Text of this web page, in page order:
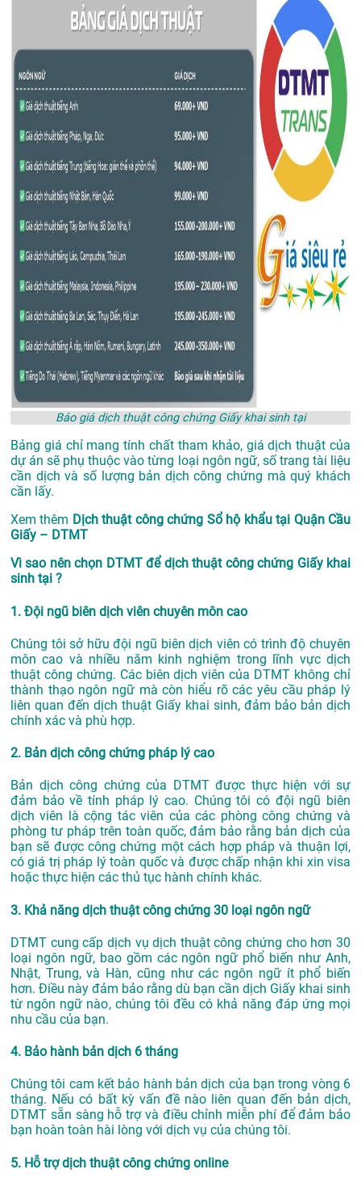
Báo giá dịch thuật công chứng Giấy khai sinh tại
Bảng giá chỉ mang tính chất tham khảo, giá dịch thuật của
dự án sẽ phụ thuộc vào từng loại ngôn ngữ, số trang tài liệu
cần dịch và số lượng bản dịch công chứng mà quý khách
cần lấy.
Xem thêm Dịch thuật công chứng Sổ hộ khẩu tại Quận Cầu
Giấy – DTMT
Vì sao nên chọn DTMT để dịch thuật công chứng Giấy khai
sinh tại ?
1. Đội ngũ biên dịch viên chuyên môn cao
Chúng tôi sở hữu đội ngũ biên dịch viên có trình độ chuyên
môn cao và nhiều năm kinh nghiệm trong lĩnh vực dịch
thuật công chứng. Các biên dịch viên của DTMT không chỉ
thành thạo ngôn ngữ mà còn hiểu rõ các yêu cầu pháp lý
liên quan đến dịch thuật Giấy khai sinh, đảm bảo bản dịch
chính xác và phù hợp.
2. Bản dịch công chứng pháp lý cao
Bản dịch công chứng của DTMT được thực hiện với sự
đảm bảo về tính pháp lý cao. Chúng tôi có đội ngũ biên
dịch viên là cộng tác viên của các phòng công chứng và
phòng tư pháp trên toàn quốc, đảm bảo rằng bản dịch của
bạn sẽ được công chứng một cách hợp pháp và thuận lợi,
có giá trị pháp lý toàn quốc và được chấp nhận khi xin visa
hoặc thực hiện các thủ tục hành chính khác.
3. Khả năng dịch thuật công chứng 30 loại ngôn ngữ
DTMT cung cấp dịch vụ dịch thuật công chứng cho hơn 30
loại ngôn ngữ, bao gồm các ngôn ngữ phổ biến như Anh,
Nhật, Trung, và Hàn, cũng như các ngôn ngữ ít phổ biến
hơn. Điều này đảm bảo rằng dù bạn cần dịch Giấy khai sinh
từ ngôn ngữ nào, chúng tôi đều có khả năng đáp ứng mọi
nhu cầu của bạn.
4. Bảo hành bản dịch 6 tháng
Chúng tôi cam kết bảo hành bản dịch của bạn trong vòng 6
tháng. Nếu có bất kỳ vấn đề nào liên quan đến bản dịch,
DTMT sẵn sàng hỗ trợ và điều chỉnh miễn phí để đảm bảo
bạn hoàn toàn hài lòng với dịch vụ của chúng tôi.
5. Hỗ trợ dịch thuật công chứng online